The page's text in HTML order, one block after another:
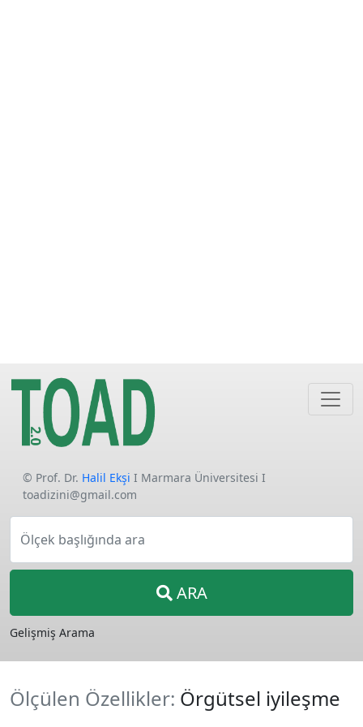
© Prof. Dr. Halil Ekşi I Marmara Üniversitesi I
toadizini@gmail.com
Ölçek başlığında ara
ARA
Gelişmiş Arama
Ölçülen Özellikler: Örgütsel iyileşme